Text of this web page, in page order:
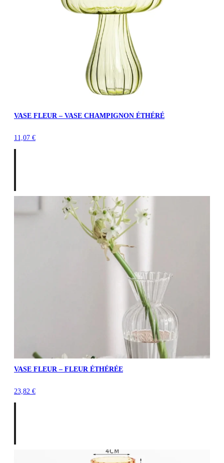
VASE FLEUR – VASE CHAMPIGNON ÉTHÉRÉ
11,07 €
VASE FLEUR – FLEUR ÉTHÉRÉE
23,82 €